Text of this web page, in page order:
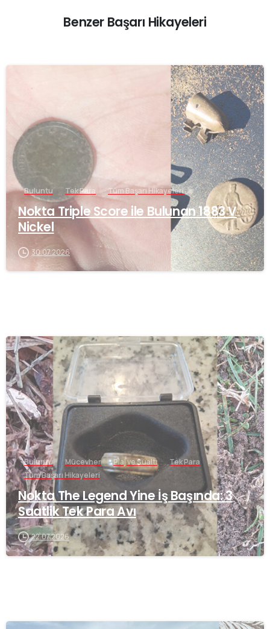
Benzer Başarı Hikayeleri
-
Buluntu Tek Para Tüm Başarı Hikayeleri
Nokta Triple Score ile Bulunan 1883 V
Nickel
30.07.2026
-
Buluntu Mücevher Plaj ve Sualtı
Tek Para
Tüm Başarı Hikayeleri
Nokta The Legend Yine İş Başında: 3
Saatlik Tek Para Avı
22.07.2026